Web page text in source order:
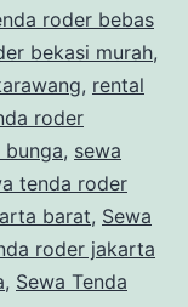
DI
JAKARTA
roder bebas
bekasi murah,
, rental
roder
, sewa
tenda roder
barat, Sewa
roder jakarta
, Sewa Tenda